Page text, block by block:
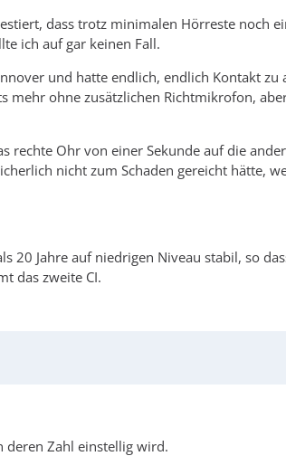
dass trotz minimalen Hörreste noch
ich auf gar keinen Fall.
und hatte endlich, endlich Kontakt
ohne zusätzlichen Richtmikrofon,
rechte Ohr von einer Sekunde auf die
nicht zum Schaden gereicht hätte,
20 Jahre auf niedrigen Niveau stabil, so
das zweite CI.
deren Zahl einstellig wird.